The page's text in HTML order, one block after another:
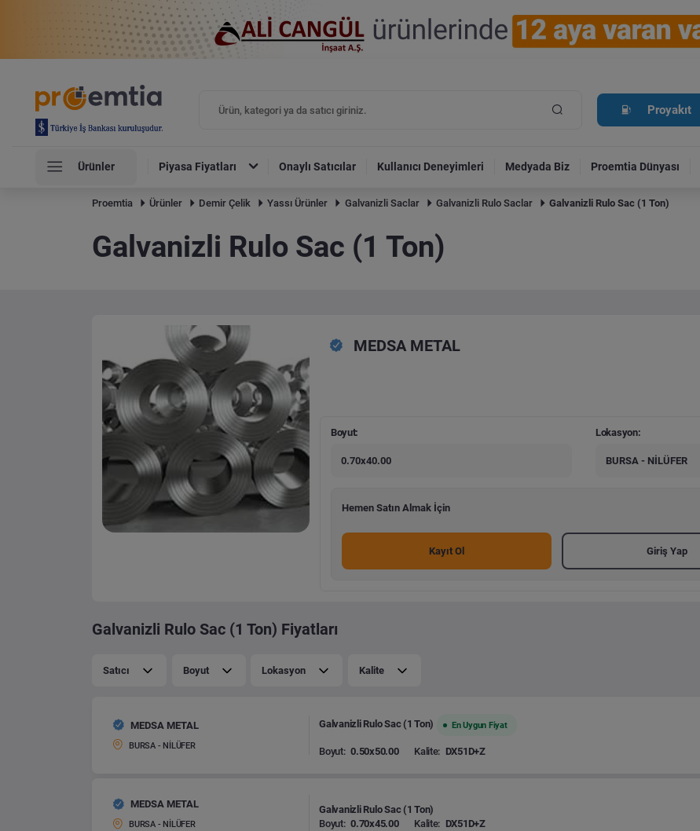
Proyakıt
Ürünler Piyasa Fiyatları Onaylı Satıcılar Kullanıcı Deneyimleri Medyada Biz Proemtia Dünyası
Proemtia Ürünler Demir Çelik Yassı Ürünler Galvanizli Saclar Galvanizli Rulo Saclar Galvanizli Rulo Sac (1 Ton)
Galvanizli Rulo Sac (1 Ton)
MEDSA METAL
Boyut:
0.70x40.00
Lokasyon:
BURSA - NİLÜFER
Hemen Satın Almak İçin
Kayıt Ol Giriş Yap
Galvanizli Rulo Sac (1 Ton) Fiyatları
Satıcı Boyut Lokasyon Kalite
MEDSA METAL
BURSA - NİLÜFER
Galvanizli Rulo Sac (1 Ton) En Uygun Fiyat
Boyut: 0.50x50.00 Kalite: DX51D+Z
MEDSA METAL
BURSA - NİLÜFER
Galvanizli Rulo Sac (1 Ton)
Boyut: 0.70x45.00 Kalite: DX51D+Z